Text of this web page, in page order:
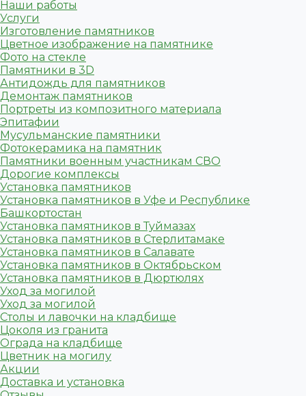
Наши работы
Услуги
Изготовление памятников
Цветное изображение на памятнике
Фото на стекле
Памятники в 3D
Антидождь для памятников
Демонтаж памятников
Портреты из композитного материала
Эпитафии
Мусульманские памятники
Фотокерамика на памятник
Памятники военным участникам СВО
Дорогие комплексы
Установка памятников
Установка памятников в Уфе и Республике
Башкортостан
Установка памятников в Туймазах
Установка памятников в Стерлитамаке
Установка памятников в Салавате
Установка памятников в Октябрьском
Установка памятников в Дюртюлях
Уход за могилой
Уход за могилой
Столы и лавочки на кладбище
Цоколя из гранита
Ограда на кладбище
Цветник на могилу
Акции
Доставка и установка